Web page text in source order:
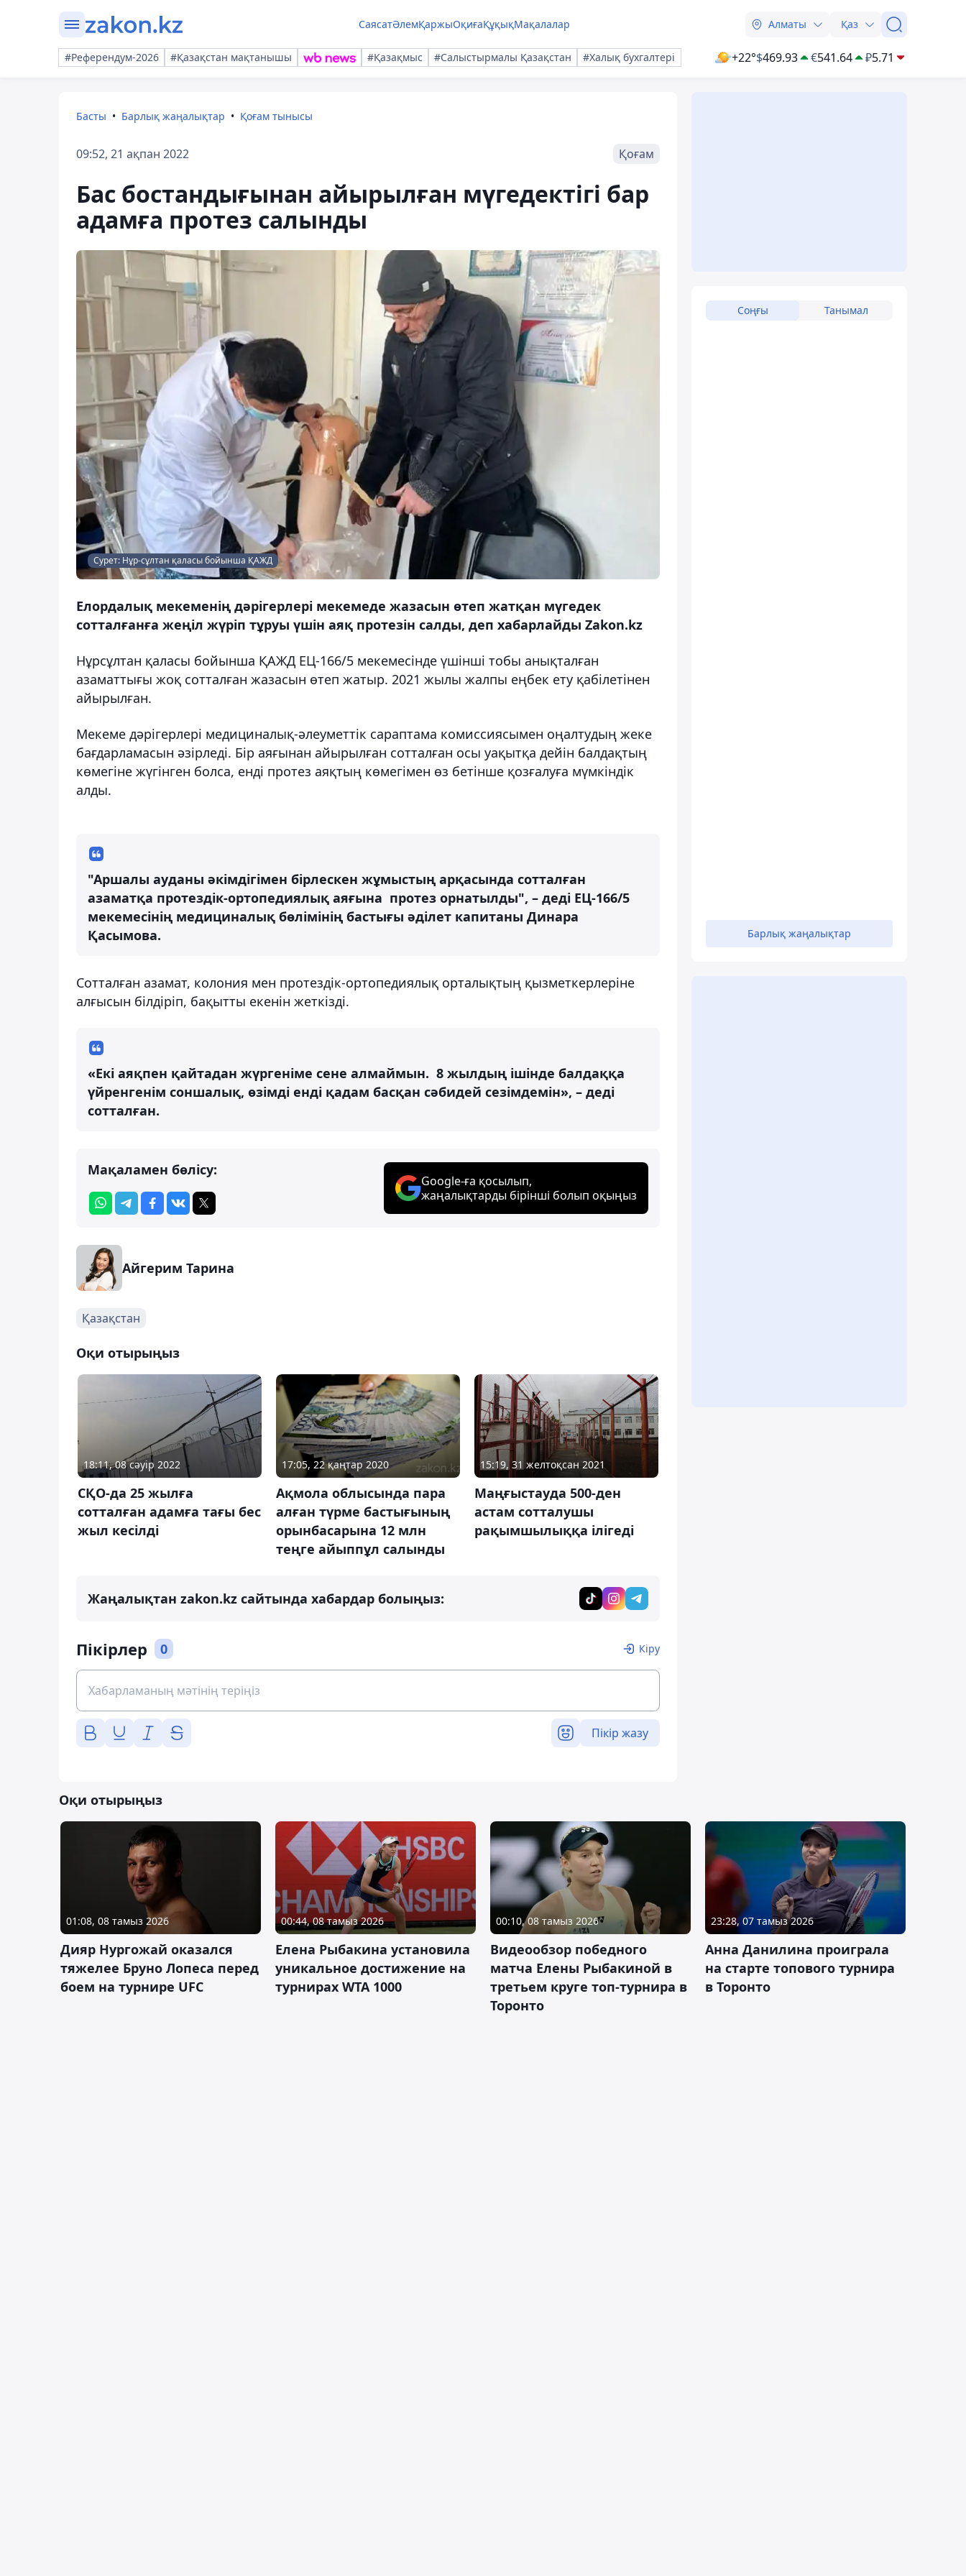
СаясатӘлемҚаржыОқиғаҚұқықМақалалар Алматы Қаз
#Референдум-2026 #Қазақстан мақтанышы #Қазақмыс #Салыстырмалы Қазақстан #Халық бухгалтері +22°$469.93 €541.64 ₽5.71
Басты Барлық жаңалықтар Қоғам тынысы
09:52, 21 ақпан 2022 Қоғам
Бас бостандығынан айырылған мүгедектігі бар
адамға протез салынды
Сурет: Нұр-сұлтан қаласы бойынша ҚАЖД
Елордалық мекеменің дәрігерлері мекемеде жазасын өтеп жатқан мүгедек
сотталғанға жеңіл жүріп тұруы үшін аяқ протезін салды, деп хабарлайды Zakon.kz
Нұрсұлтан қаласы бойынша ҚАЖД ЕЦ-166/5 мекемесінде үшінші тобы анықталған
азаматтығы жоқ сотталған жазасын өтеп жатыр. 2021 жылы жалпы еңбек ету қабілетінен
айырылған.
Мекеме дәрігерлері медициналық-әлеуметтік сараптама комиссиясымен оңалтудың жеке
бағдарламасын әзірледі. Бір аяғынан айырылған сотталған осы уақытқа дейін балдақтың
көмегіне жүгінген болса, енді протез аяқтың көмегімен өз бетінше қозғалуға мүмкіндік
алды.
"Аршалы ауданы әкімдігімен бірлескен жұмыстың арқасында сотталған
азаматқа протездік-ортопедиялық аяғына протез орнатылды", – деді ЕЦ-166/5
мекемесінің медициналық бөлімінің бастығы әділет капитаны Динара
Қасымова.
Сотталған азамат, колония мен протездік-ортопедиялық орталықтың қызметкерлеріне
алғысын білдіріп, бақытты екенін жеткізді.
«Екі аяқпен қайтадан жүргеніме сене алмаймын. 8 жылдың ішінде балдаққа
үйренгенім соншалық, өзімді енді қадам басқан сәбидей сезімдемін», – деді
сотталған.
Мақаламен бөлісу:
Google-ға қосылып,
жаңалықтарды бірінші болып оқыңыз
Айгерим Тарина
Қазақстан
Оқи отырыңыз
18:11, 08 сәуір 2022
СҚО-да 25 жылға
сотталған адамға тағы бес
жыл кесілді
17:05, 22 қаңтар 2020
Ақмола облысында пара
алған түрме бастығының
орынбасарына 12 млн
теңге айыппұл салынды
15:19, 31 желтоқсан 2021
Маңғыстауда 500-ден
астам сотталушы
рақымшылыққа ілігеді
Жаңалықтан zakon.kz сайтында хабардар болыңыз:
Пікірлер 0 Кіру
Пікір жазу
Соңғы Танымал
Барлық жаңалықтар
Оқи отырыңыз
01:08, 08 тамыз 2026
Дияр Нургожай оказался
тяжелее Бруно Лопеса перед
боем на турнире UFC
00:44, 08 тамыз 2026
Елена Рыбакина установила
уникальное достижение на
турнирах WTA 1000
00:10, 08 тамыз 2026
Видеообзор победного
матча Елены Рыбакиной в
третьем круге топ-турнира в
Торонто
23:28, 07 тамыз 2026
Анна Данилина проиграла
на старте топового турнира
в Торонто